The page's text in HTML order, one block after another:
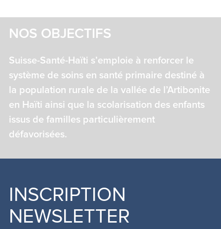
NOS OBJECTIFS
Suisse-Santé-Haïti s’emploie à renforcer le
système de soins en santé primaire destiné à
la population rurale de la vallée de l’Artibonite
en Haïti ainsi que la scolarisation des enfants
issus de familles particulièrement
défavorisées.
INSCRIPTION
NEWSLETTER